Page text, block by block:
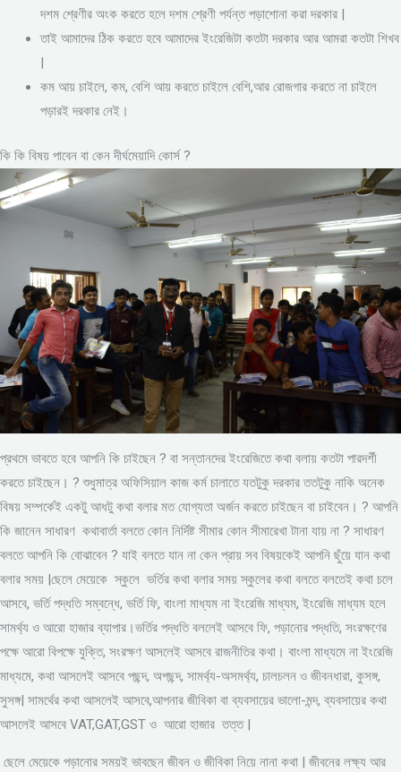
দশম শ্রেণীর অংক করতে হলে দশম শ্রেণী পর্যন্ত পড়াশোনা করা দরকার |
তাই আমাদের ঠিক করতে হবে আমাদের ইংরেজিটা কতটা দরকার আর আমরা কতটা শিখব
|
কম আয় চাইলে, কম, বেশি আয় করতে চাইলে বেশি,আর রোজগার করতে না চাইলে
পড়ারই দরকার নেই।
কি কি বিষয় পাবেন বা কেন দীর্ঘমেয়াদি কোর্স ?
প্রথমে ভাবতে হবে আপনি কি চাইছেন ? বা সন্তানদের ইংরেজিতে কথা বলায় কতটা পারদর্শী
করতে চাইছেন। ? শুধুমাত্র অফিসিয়াল কাজ কর্ম চালাতে যতটুকু দরকার ততটুকু নাকি অনেক
বিষয় সম্পর্কেই একটু আধটু কথা বলার মত যোগ্যতা অর্জন করতে চাইছেন বা চাইবেন। ? আপনি
কি জানেন সাধারণ কথাবার্তা বলতে কোন নির্দিষ্ট সীমার কোন সীমারেখা টানা যায় না ? সাধারণ
বলতে আপনি কি বোঝাবেন ? যাই বলতে যান না কেন প্রায় সব বিষয়কেই আপনি ছুঁয়ে যান কথা
বলার সময় |ছেলে মেয়েকে স্কুলে ভর্তির কথা বলার সময় স্কুলের কথা বলতে বলতেই কথা চলে
আসবে, ভর্তি পদ্ধতি সম্বন্ধে, ভর্তি ফি, বাংলা মাধ্যম না ইংরেজি মাধ্যম, ইংরেজি মাধ্যম হলে
সামর্থ্য ও আরো হাজার ব্যাপার।ভর্তির পদ্ধতি বললেই আসবে ফি, পড়ানোর পদ্ধতি, সংরক্ষণের
পক্ষে আরো বিপক্ষে যুক্তি, সংরক্ষণ আসলেই আসবে রাজনীতির কথা। বাংলা মাধ্যমে না ইংরেজি
মাধ্যমে, কথা আসলেই আসবে পছন্দ, অপছন্দ, সামর্থ্য-অসমর্থ্য, চালচলন ও জীবনধারা, কুসঙ্গ,
সুসঙ্গ| সামর্থের কথা আসলেই আসবে,আপনার জীবিকা বা ব্যবসায়ের ভালো-মন্দ, ব্যবসায়ের কথা
আসলেই আসবে VAT,GAT,GST ও আরো হাজার তত্ত |
ছেলে মেয়েকে পড়ানোর সময়ই ভাবছেন জীবন ও জীবিকা নিয়ে নানা কথা | জীবনের লক্ষ্য আর